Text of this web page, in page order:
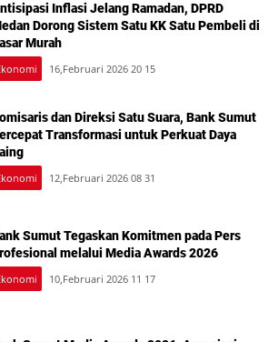
Inflasi Jelang Ramadan, DPRD
Dorong Sistem Satu KK Satu Pembeli di
Murah
16,Februari 2026 20 15
dan Direksi Satu Suara, Bank Sumut
Transformasi untuk Perkuat Daya
12,Februari 2026 08 31
Sumut Tegaskan Komitmen pada Pers
melalui Media Awards 2026
10,Februari 2026 11 17